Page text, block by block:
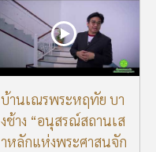
บ้านเณรพระหฤทัย บา
งช้าง “อนุสรณ์สถานเส
าหลักแห่งพระศาสนจัก